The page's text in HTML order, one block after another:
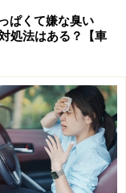
防止装置、オー
ぱくて嫌な臭い
処法はある？【車